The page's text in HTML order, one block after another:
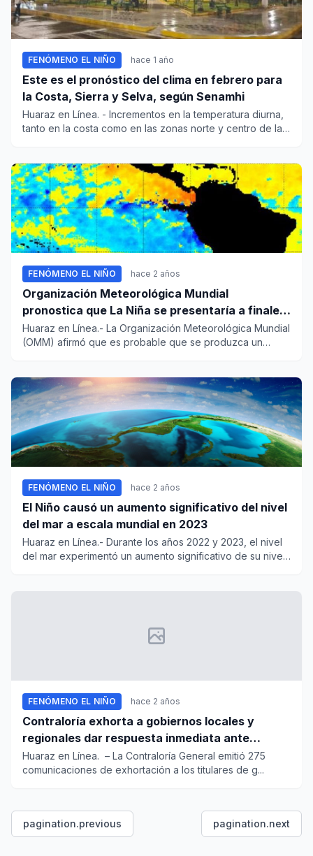
FENÓMENO EL NIÑO hace 1 año
Este es el pronóstico del clima en febrero para
la Costa, Sierra y Selva, según Senamhi
Huaraz en Línea. - Incrementos en la temperatura diurna,
tanto en la costa como en las zonas norte y centro de la
FENÓMENO EL NIÑO hace 2 años
Organización Meteorológica Mundial
pronostica que La Niña se presentaría a finales
de 2024
Huaraz en Línea.- La Organización Meteorológica Mundial
(OMM) afirmó que es probable que se produzca un
FENÓMENO EL NIÑO hace 2 años
El Niño causó un aumento significativo del nivel
del mar a escala mundial en 2023
Huaraz en Línea.- Durante los años 2022 y 2023, el nivel
del mar experimentó un aumento significativo de su nivel
FENÓMENO EL NIÑO hace 2 años
Contraloría exhorta a gobiernos locales y
regionales dar respuesta inmediata ante
incremento de lluvias
Huaraz en Línea. – La Contraloría General emitió 275
comunicaciones de exhortación a los titulares de g...
pagination.previous pagination.next